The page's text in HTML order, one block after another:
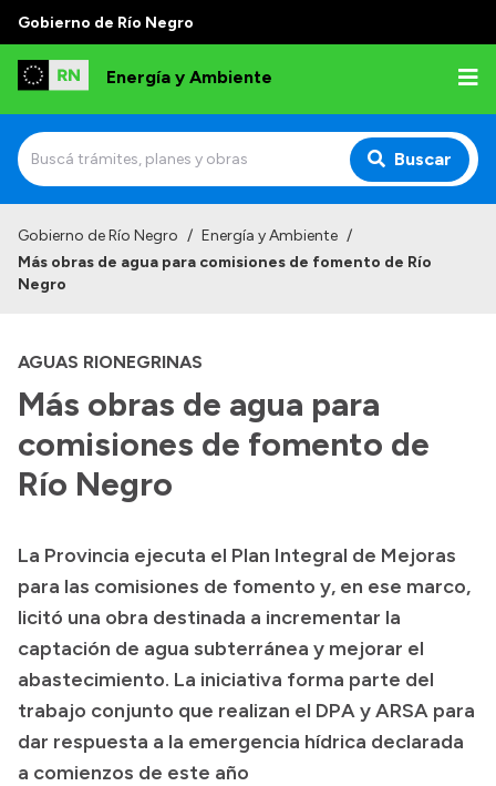
Gobierno de Río Negro
Energía y Ambiente
Buscar
Institucional
Autoridades
Normativa
Reportes
Presupuesto
Boletín Oficial
Compras y licitaciones
Consulta de expedientes
Consulta de pago a proveedores
Convocatorias
Gobierno de Río Negro / Energía y Ambiente /
Más obras de agua para comisiones de fomento de Río
Negro
AGUAS RIONEGRINAS
Más obras de agua para
comisiones de fomento de
Río Negro
La Provincia ejecuta el Plan Integral de Mejoras
para las comisiones de fomento y, en ese marco,
licitó una obra destinada a incrementar la
captación de agua subterránea y mejorar el
abastecimiento. La iniciativa forma parte del
trabajo conjunto que realizan el DPA y ARSA para
dar respuesta a la emergencia hídrica declarada
a comienzos de este año